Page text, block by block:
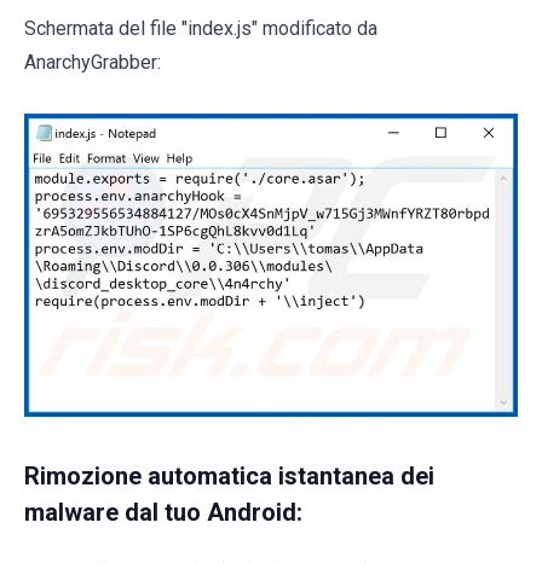
Schermata del file "index.js" modificato da
AnarchyGrabber:
Rimozione automatica istantanea dei
malware dal tuo Android: